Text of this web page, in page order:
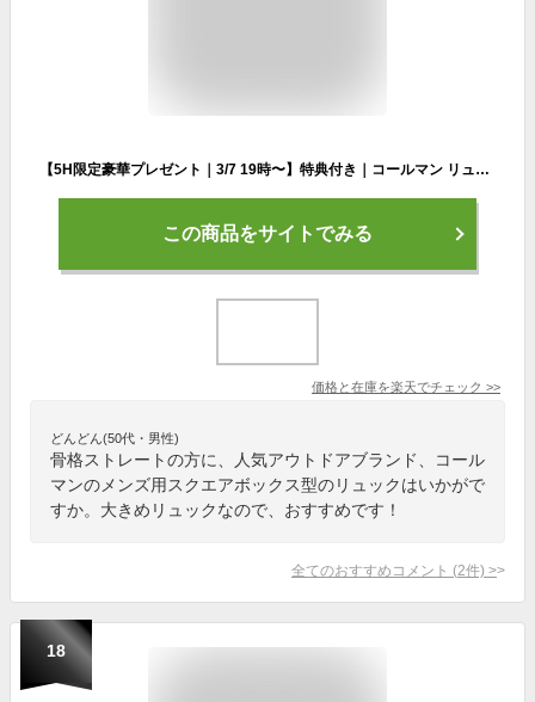
【5H限定豪華プレゼント｜3/7 19時〜】特典付き｜コールマン リュック 36L スクエア ボックス型 大容量 通学 男子 女子 大学生 高校生 中学生 メンズ レディース シールド35 防水 撥水 Coleman SHIELD35-2LAYER
この商品をサイトでみる
価格と在庫を楽天でチェック >>
どんどん(50代・男性)
骨格ストレートの方に、人気アウトドアブランド、コール
マンのメンズ用スクエアボックス型のリュックはいかがで
すか。大きめリュックなので、おすすめです！
全てのおすすめコメント (2件) >
18